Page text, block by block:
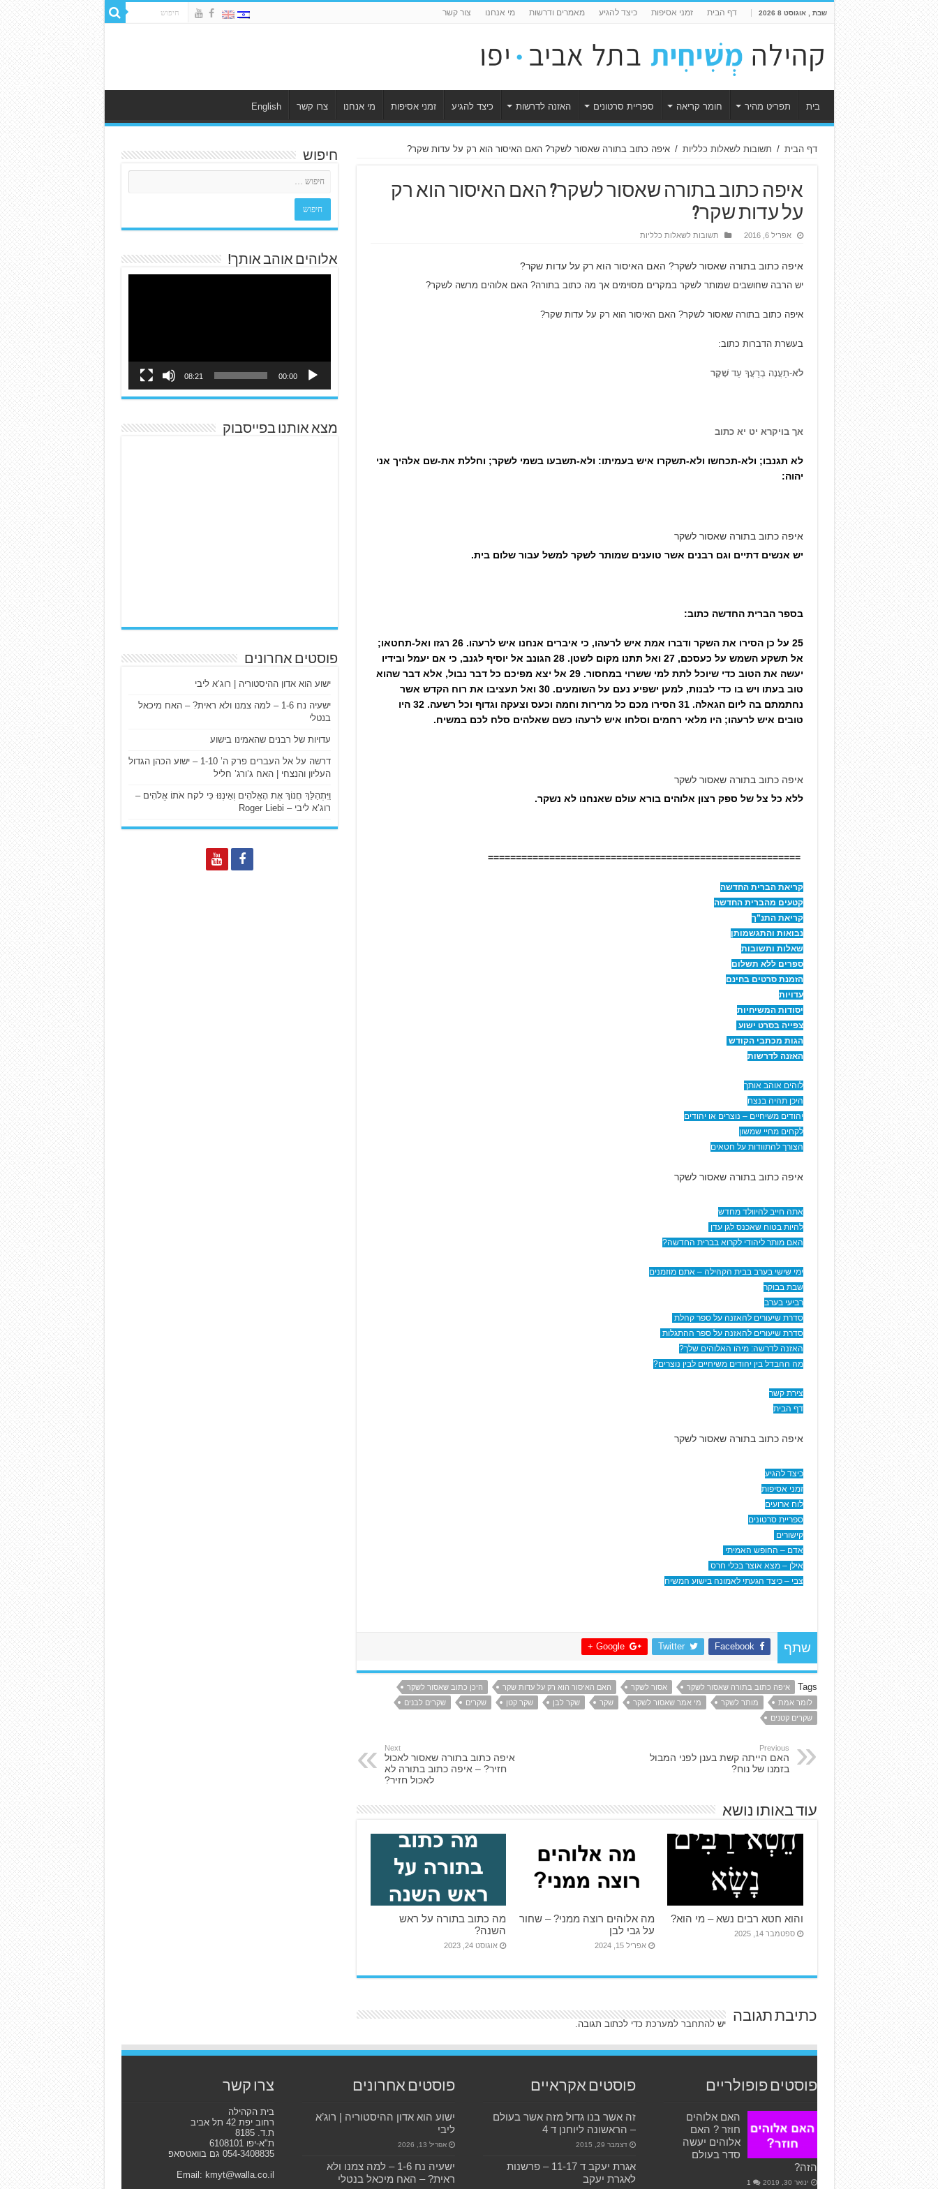
שבת , אוגוסט 8 2026 דף הבית זמני אסיפות כיצד להגיע מאמרים ודרשות מי אנחנו צור קשר
בית תפריט מהיר חומר קריאה ספריית סרטונים האזנה לדרשות כיצד להגיע זמני אסיפות מי אנחנו צרו קשר English
דף הבית / תשובות לשאלות כלליות / איפה כתוב בתורה שאסור לשקר? האם האיסור הוא רק על עדות שקר?
איפה כתוב בתורה שאסור לשקר? האם האיסור הוא רק
על עדות שקר?
אפריל 6, 2016 תשובות לשאלות כלליות
איפה כתוב בתורה שאסור לשקר? האם האיסור הוא רק על עדות שקר?
יש הרבה שחושבים שמותר לשקר במקרים מסוימים אך מה כתוב בתורה? האם אלוהים מרשה לשקר?
איפה כתוב בתורה שאסור לשקר? האם האיסור הוא רק על עדות שקר?
בעשרת הדברות כתוב:
לֹא-תַעֲנֶה בְרֵעֲךָ עֵדשָׁקֶר
אך בויקרא יט יא כתוב
לא תגנבו; ולא-תכחשו ולא-תשקרו איש בעמיתו: ולא-תשבעו בשמי לשקר; וחללת את-שם אלהיך אני
יהוה:
איפה כתוב בתורה שאסור לשקר
יש אנשים דתיים וגם רבנים אשר טוענים שמותר לשקר למשל עבור שלום בית.
בספר הברית החדשה כתוב:
25 על כן הסירו את השקר ודברו אמת איש לרעהו, כי איברים אנחנו איש לרעהו. 26 רגזו ואל-תחטאו;
אל תשקע השמש על כעסכם, 27 ואל תתנו מקום לשטן. 28 הגונב אל יוסיף לגנב, כי אם יעמל ובידיו
יעשה את הטוב כדי שיוכל לתת למי ששרוי במחסור. 29 אל יצא מפיכם כל דבר נבול, אלא דבר שהוא
טוב בעתו ויש בו כדי לבנות, למען ישפיע נעם על השומעים. 30 ואל תעציבו את רוח הקדש אשר
נחתמתם בה ליום הגאלה. 31 הסירו מכם כל מרירות וחמה וכעס וצעקה וגדוף וכל רשעה. 32 היו
טובים איש לרעהו; היו מלאי רחמים וסלחו איש לרעהו כשם שאלהים סלח לכם במשיח.
איפה כתוב בתורה שאסור לשקר
ללא כל צל של ספק רצון אלוהים בורא עולם שאנחנו לא נשקר.
========================================================
קריאת הברית החדשה
קטעים מהברית החדשה
קריאת התנ”ך
נבואות והתגשמותן
שאלות ותשובות
ספרים ללא תשלום
הזמנת סרטים בחינם
עדויות
יסודות המשיחיות
צפייה בסרט ישוע
הגות מכתבי הקודש
האזנה לדרשות
לוהים אוהב אותך
היכן תהיה בנצח
יהודים משיחיים – נוצרים או יהודים
לקחים מחיי שמשון
הצורך להתוודות על חטאים
איפה כתוב בתורה שאסור לשקר
אתה חייב להיוולד מחדש
להיות בטוח שאכנס לגן עדן
האם מותר ליהודי לקרוא בברית החדשה?
ימי שישי בערב בבית הקהילה – אתם מוזמנים
שבת בבוקר
רביעי בערב
סדרת שיעורים להאזנה על ספר קהלת
סדרת שיעורים להאזנה על ספר ההתגלות
האזנה לדרשה: מיהו האלוהים שלך?
מה ההבדל בין יהודים משיחיים לבין נוצרים?
צירת קשר
דף הבית
איפה כתוב בתורה שאסור לשקר
כיצד להגיע
זמני אסיפות
לוח ארועים
ספריית סרטונים
קישורים
אדם – החופש האמיתי
אילן – מצא אוצר בכלי חרס
צבי – כיצד הגעתי לאמונה בישוע המשיח
שתף Facebook
Twitter
Google +
Tags איפה כתוב בתורה שאסור לשקר אסור לשקר האם האיסור הוא רק על עדות שקר
היכן כתוב שאסור לשקר
לומר אמת
מותר לשקר מי אמר שאסור לשקר שקר שקר לבן שקר קטן שקרים
שקרים לבנים
שקרים קטנים
Previous
האם הייתה קשת בענן לפני המבול
בזמנו של נוח?
Next
איפה כתוב בתורה שאסור לאכול
חזיר? – איפה כתוב בתורה לא
לאכול חזיר?
עוד באותו נושא
והוא חטא רבים נשא – מי הוא?
ספטמבר 14, 2025
מה אלוהים רוצה ממני? – שחור
על גבי לבן
אפריל 15, 2024
מה כתוב בתורה על ראש
השנה?
אוגוסט 24, 2023
כתיבת תגובה ישלהתחבר למערכת כדי לכתוב תגובה.
חיפוש
אלוהים אוהב אותך!
00:00
08:21
מצא אותנו בפייסבוק
פוסטים אחרונים
ישוע הוא אדון ההיסטוריה | רוג’א ליבי
ישעיה נח 1-6 – למה צמנו ולא ראית? – האח מיכאל
בנטלי
עדויות של רבנים שהאמינו בישוע
דרשה על אל העברים פרק ה’ 1-10 – ישוע הכהן הגדול
העליון והנצחי | האח ג’ורג’ חליל
וַיִּתְהַלֵּךְ חֲנוֹךְ אֶת הָאֱלֹהִים וְאֵינֶנּוּ כִּי לקח אֹתוֹ אֱלֹהִים –
רוג’א ליבי – Roger Liebi
פוסטים פופולריים
האם אלוהים
חוזר ? האם
אלוהים יעשה
סדר בעולם
הזה?
ינואר 30, 2019 1
פוסטים אקראיים
זה אשר בנו גדול מזה אשר בעולם
– הראשונה ליוחנן ד 4
דצמבר 29, 2015
אגרת יעקב ד 11-17 – פרשנות
לאגרת יעקב
פוסטים אחרונים
ישוע הוא אדון ההיסטוריה | רוג’א
ליבי
אפריל 13, 2026
ישעיה נח 1-6 – למה צמנו ולא
ראית? – האח מיכאל בנטלי
צרו קשר
בית הקהילה
רחוב יפת 42 תל אביב
ת.ד. 8185
ת"א-יפו 6108101
054-3408835 גם בוואטסאפ
Email: kmyt@walla.co.il